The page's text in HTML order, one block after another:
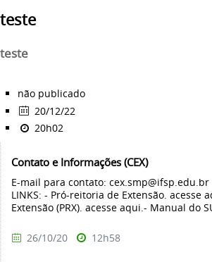
teste
teste
não publicado
20/12/22
20h02
Contato e Informações (CEX)
E-mail para contato: cex.smp@ifsp.edu.br
LINKS: - Pró-reitoria de Extensão. acesse
Extensão (PRX). acesse aqui.- Manual do
26/10/20 12h58